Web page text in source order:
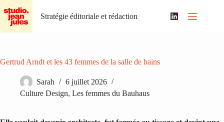
au
contenu
Stratégie éditoriale et rédaction
Gertrud Arndt et les 43 femmes de la salle de bains
Sarah
6 juillet 2026
Culture Design, Les femmes du Bauhaus